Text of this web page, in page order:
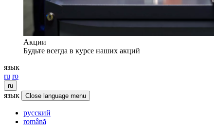
Акции
Будьте всегда в курсе наших акций
язык
ru ro
ru
язык Close language menu
русский
română